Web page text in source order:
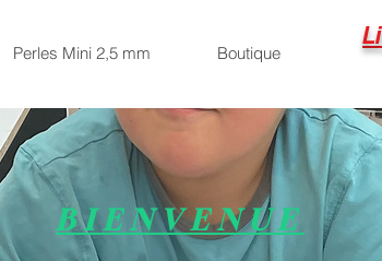
Perles Mini 2,5 mm Boutique
BIENVENUE